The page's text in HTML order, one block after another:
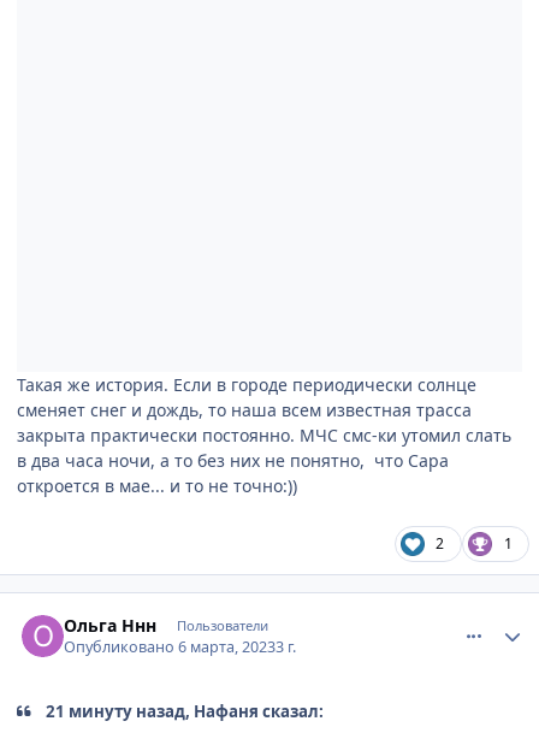
Такая же история. Если в городе периодически солнце
сменяет снег и дождь, то наша всем известная трасса
закрыта практически постоянно. МЧС смс-ки утомил слать
в два часа ночи, а то без них не понятно, что Сара
откроется в мае... и то не точно:))
2 1
Ольга Ннн Пользователи
Опубликовано6 марта, 20233 г.
21 минуту назад, Нафаня сказал: